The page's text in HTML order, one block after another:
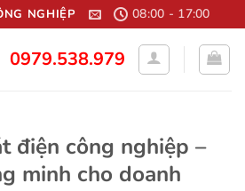
NGHIỆP 08:00 - 17:00
0979.538.979
điện công nghiệp –
minh cho doanh